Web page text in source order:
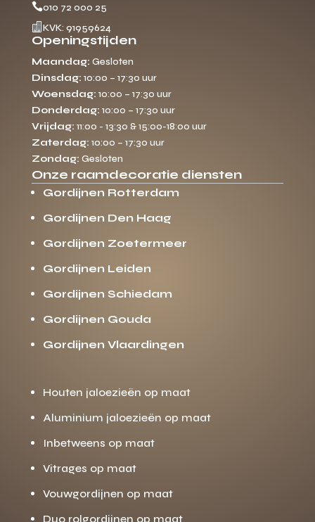
010 72 000 25
 KVK: 91959624
Openingstijden
Maandag: Gesloten
Dinsdag: 10:00 – 17:30 uur
Woensdag: 10:00 – 17:30 uur
Donderdag: 10:00 – 17:30 uur
Vrijdag: 11:00 - 13:30 & 15:00-18:00 uur
Zaterdag: 10:00 – 17:30 uur
Zondag: Gesloten
Onze raamdecoratie diensten
Gordijnen Rotterdam
Gordijnen Den Haag
Gordijnen Zoetermeer
Gordijnen Leiden
Gordijnen Schiedam
Gordijnen Gouda
Gordijnen Vlaardingen
Houten jaloezieën op maat
Aluminium jaloezieën op maat
Inbetweens op maat
Vitrages op maat
Vouwgordijnen op maat
Duo rolgordijnen op maat